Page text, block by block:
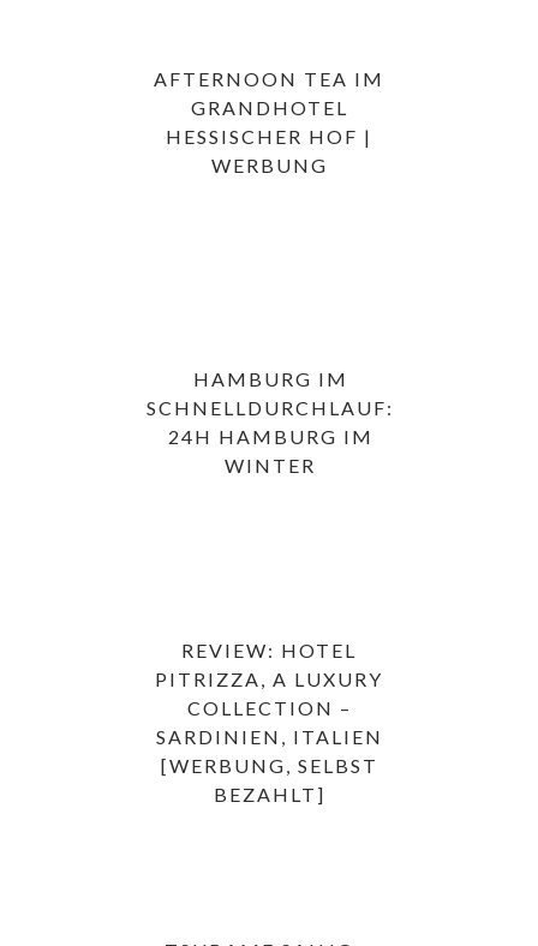
AFTERNOON TEA IM
GRANDHOTEL
HESSISCHER HOF |
WERBUNG
HAMBURG IM
SCHNELLDURCHLAUF:
24H HAMBURG IM
WINTER
REVIEW: HOTEL
PITRIZZA, A LUXURY
COLLECTION –
SARDINIEN, ITALIEN
[WERBUNG, SELBST
BEZAHLT]